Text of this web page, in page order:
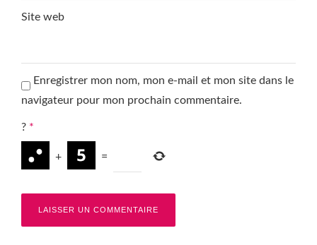
Site web
Enregistrer mon nom, mon e-mail et mon site dans le
navigateur pour mon prochain commentaire.
? *
+ =